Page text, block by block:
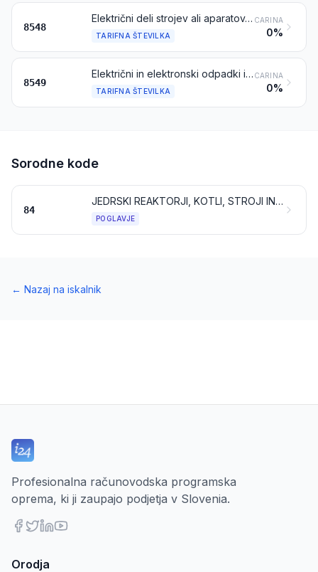
8548
Električni deli strojev ali aparatov, ki niso navedeni ali zajeti na drugem mestu v tem poglavju
TARIFNA ŠTEVILKA
CARINA
0%
8549
Električni in elektronski odpadki in ostanki
TARIFNA ŠTEVILKA
CARINA
0%
Sorodne kode
84
JEDRSKI REAKTORJI, KOTLI, STROJI IN MEHANSKE NAPRAVE; NJIHOVI DELI
POGLAVJE
← Nazaj na iskalnik
Profesionalna računovodska programska
oprema, ki ji zaupajo podjetja v Slovenia.
Orodja